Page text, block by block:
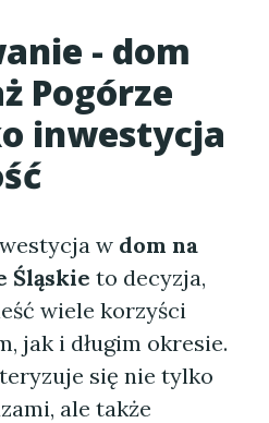
- dom
Pogórze
inwestycja
w dom na
Śląskie to decyzja,
wiele korzyści
jak i długim okresie.
się nie tylko
ale także